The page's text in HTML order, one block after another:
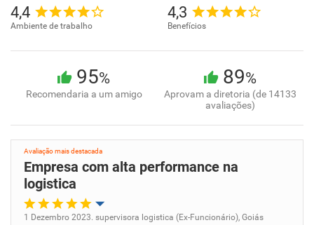
4,4
Ambiente de trabalho
4,3
Benefícios
95%
Recomendaria a um amigo
89%
Aprovam a diretoria (de 14133
avaliações)
Avaliação mais destacada
Empresa com alta performance na
logistica
1 Dezembro 2023. supervisora logistica (Ex-Funcionário), Goiás